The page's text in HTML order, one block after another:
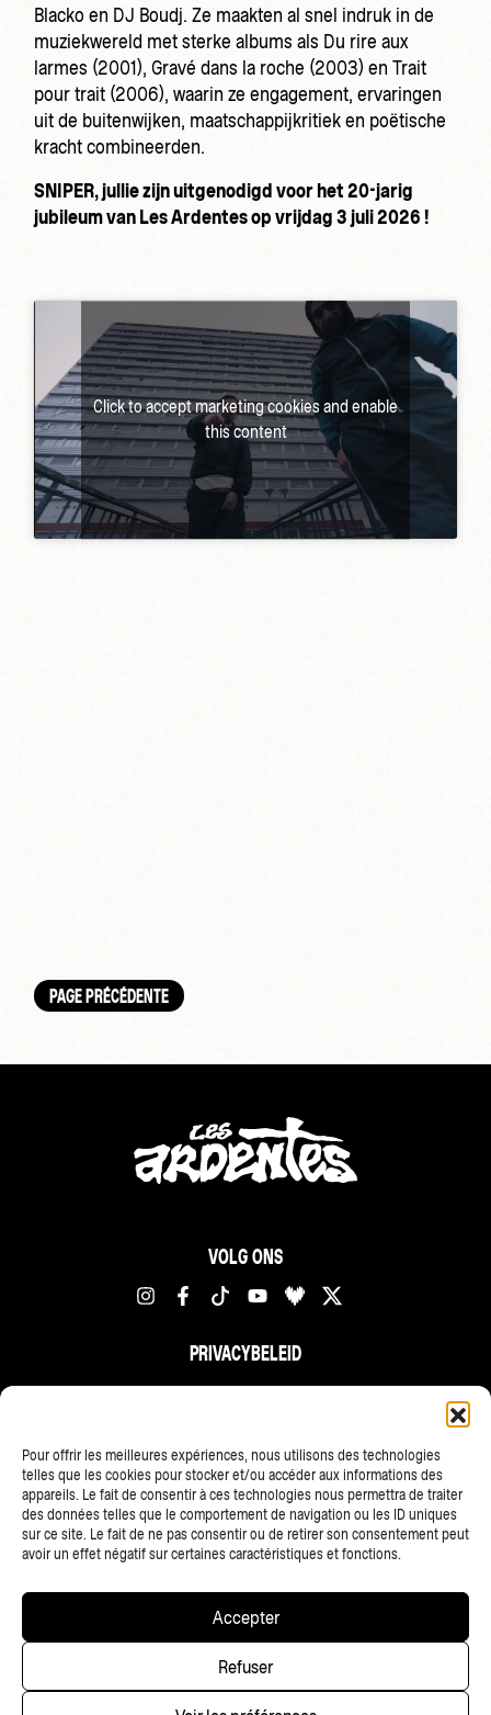
Pour offrir les meilleures expériences, nous utilisons des technologies
telles que les cookies pour stocker et/ou accéder aux informations des
appareils. Le fait de consentir à ces technologies nous permettra de traiter
des données telles que le comportement de navigation ou les ID uniques
sur ce site. Le fait de ne pas consentir ou de retirer son consentement peut
avoir un effet négatif sur certaines caractéristiques et fonctions.
Accepter
Refuser
Blacko en DJ Boudj. Ze maakten al snel indruk in de
muziekwereld met sterke albums als Du rire aux
larmes (2001), Gravé dans la roche (2003) en Trait
pour trait (2006), waarin ze engagement, ervaringen
uit de buitenwijken, maatschappijkritiek en poëtische
kracht combineerden.
SNIPER, jullie zijn uitgenodigd voor het 20-jarig
jubileum van Les Ardentes op vrijdag 3 juli 2026 !
Click to accept marketing cookies and enable
this content
PAGE PRÉCÉDENTE
VOLG ONS
PRIVACYBELEID
reserved • Website